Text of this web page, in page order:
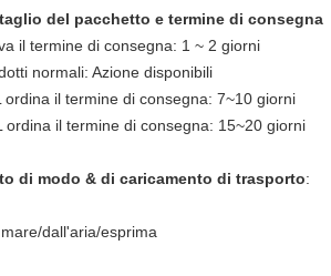
del pacchetto e termine di consegna
il termine di consegna: 1 ~ 2 giorni
normali: Azione disponibili
ordina il termine di consegna: 7~10 giorni
ordina il termine di consegna: 15~20 giorni
di modo & di caricamento di trasporto:
dall'aria/esprima